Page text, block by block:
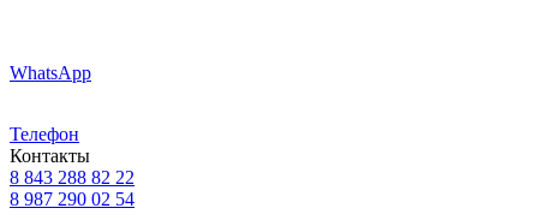
WhatsApp
Телефон
Контакты
8 843 288 82 22
8 987 290 02 54